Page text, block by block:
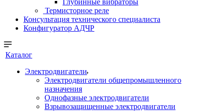
Глубинные вибраторы
Термисторное реле
Консультация технического специалиста
Конфигуратор АДЧР
Каталог
Электродвигатели
Электродвигатели общепромышленного
назначения
Однофазные электродвигатели
Взрывозащищенные электродвигатели